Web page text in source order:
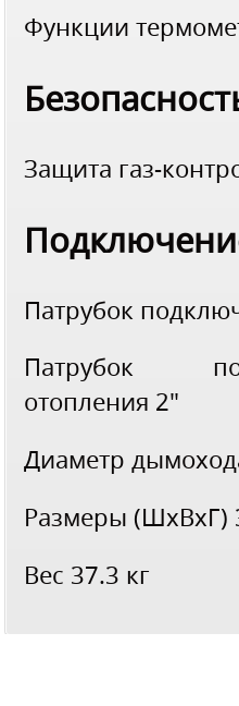
Функции
Защита газ-
Патрубок
Патрубок
отопления 2"
Диаметр
Размеры (ШхВхГ)
Вес 37.3 кг